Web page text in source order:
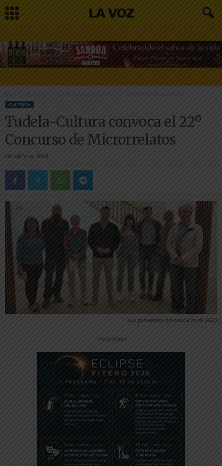
Inicio Cultura Tudela-Cultura convoca el 22º Concurso de Microrrelatos
CULTURA
Tudela-Cultura convoca el 22º
Concurso de Microrrelatos
26 febrero, 2024
Los ganadores del concurso de 2023
-- Publicidad --